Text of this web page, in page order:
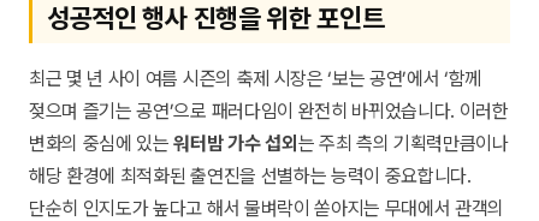
성공적인 행사 진행을 위한 포인트
최근 몇 년 사이 여름 시즌의 축제 시장은 ‘보는 공연’에서 ‘함께
젖으며 즐기는 공연’으로 패러다임이 완전히 바뀌었습니다. 이러한
변화의 중심에 있는워터밤 가수 섭외 는 주최 측의 기획력만큼이나
해당 환경에 최적화된 출연진을 선별하는 능력이 중요합니다.
단순히 인지도가 높다고 해서 물벼락이 쏟아지는 무대에서 관객의